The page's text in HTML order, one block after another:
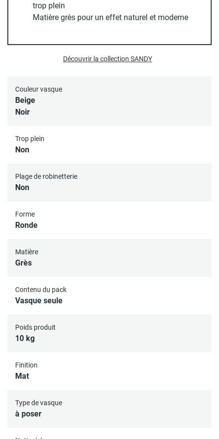
s’adapte aussi bien aux petites qu’aux grandes salles de
, en apportant une
la vasque SANDY transformera votre espace en un
véritable cocon de bien-être.
Bonde et siphon non inclus
Couleur vasque
Beige
Noir
Trop plein
Non
Plage de robinetterie
Non
Forme
Ronde
Matière
Grès
Contenu du pack
Vasque seule
Poids produit
10 kg
Finition
Mat
Type de vasque
à poser
trop plein
Matière grès pour un effet naturel et moderne
Découvrir la collection SANDY